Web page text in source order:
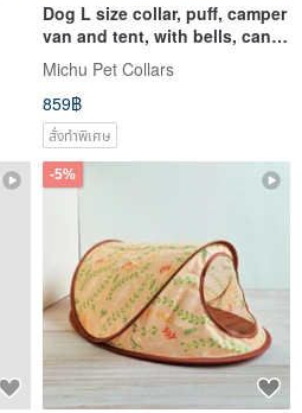
Dog L size collar, puff, camper
van and tent, with bells, can
be attached to the leash
Michu Pet Collars
859฿
สั่งทำพิเศษ
-5%